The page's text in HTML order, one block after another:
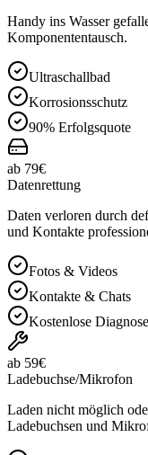
Handy ins Wasser
Komponententausch.
Ultraschallbad
Korrosionsschutz
90% Erfolgsquote
ab 79€
Datenrettung
Daten verloren durch
und Kontakte
Fotos & Videos
Kontakte & Chats
Kostenlose Diagnose
ab 59€
Ladebuchse/Mikrofon
Laden nicht möglich
Ladebuchsen und